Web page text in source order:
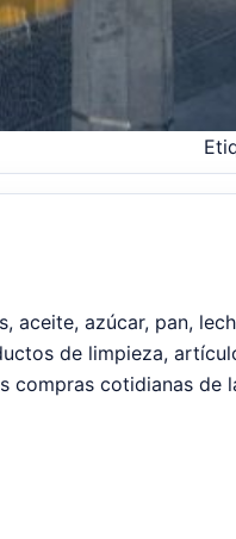
aceite, azúcar, pan,
de limpieza,
compras cotidianas de